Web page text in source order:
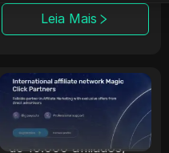
de iGaming internas.
Leia Mais
Magic Click
A Magic Click
colabora com mais
de 10.000 afiliados,